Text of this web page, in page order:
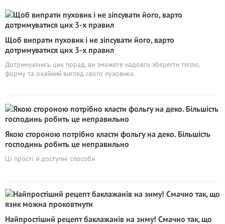
Щоб випрати пуховик і не зіпсувати його, варто
дотримуватися цих 3-х правил
Дотримуючись цих порад, ви зможете надовго зберегти тепло,
форму та охайний вигляд свого пуховика.
Якою стороною потрібно класти фольгу на деко. Більшість
господинь робить це неправильно
Ці прості й доступні способи
Найпростіший рецепт баклажанів на зиму! Смачно так, що